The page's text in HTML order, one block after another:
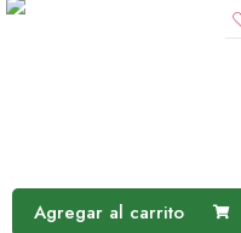
Agregar al carrito